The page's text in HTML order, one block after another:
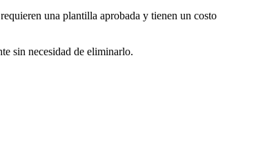
una plantilla aprobada y tienen un costo
sin necesidad de eliminarlo.